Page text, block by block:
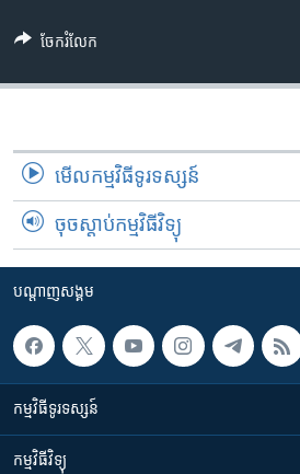
ចែករំលែក
មើល​កម្មវិធី​ទូរទស្សន៍
ចុចស្តាប់កម្មវិធីវិទ្យុ
បណ្តាញ​សង្គម
កម្មវិធី​ទូរទស្សន៍
កម្មវិធី​វិទ្យុ